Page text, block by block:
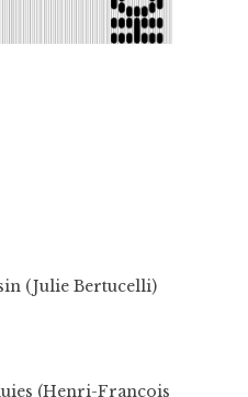
(Julie Bertucelli)
(Henri-François